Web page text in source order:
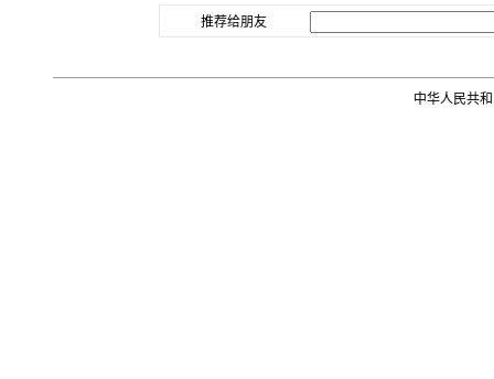
推荐给朋友
中华人民共